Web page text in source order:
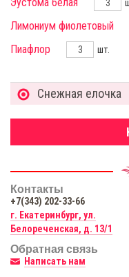
Лимониум фиолетовый
Пиафлор шт.
Снежная елочка
Контакты
+7(343) 202-33-66
г. Екатеринбург, ул.
Белореченская, д. 13/1
Обратная связь
Написать нам